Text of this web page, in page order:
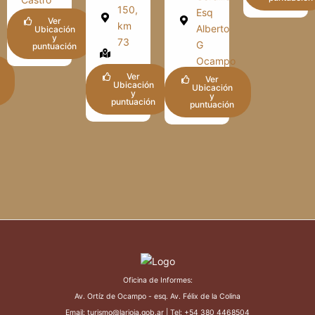
Barros |
Aminga
Ver
Ubicación
y
puntuación
150,
km
73
Independencia
| Patquía
Ver
Ubicación
y
puntuación
Esq
Alberto
G
Ocampo
Chilecito
Ver
Ubicación
y
puntuación
Oficina de Informes:
Av. Ortíz de Ocampo - esq. Av. Félix de la Colina
Email: turismo@larioja.gob.ar | Tel: +54 380 4468504